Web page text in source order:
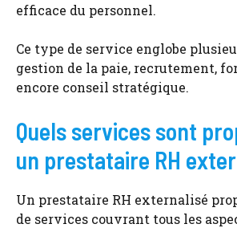
efficace du personnel.
Ce type de service englobe
gestion de la paie, recrutement,
encore conseil stratégique.
Quels services sont
un prestataire RH
Un prestataire RH externalisé
de services couvrant tous les